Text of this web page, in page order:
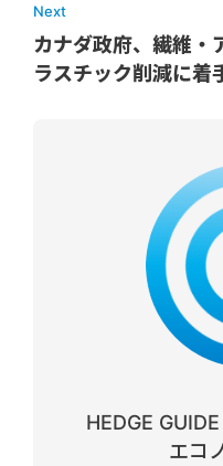
Next
カナダ政府、繊維・
ラスチック削減に着
HEDGE
エコ